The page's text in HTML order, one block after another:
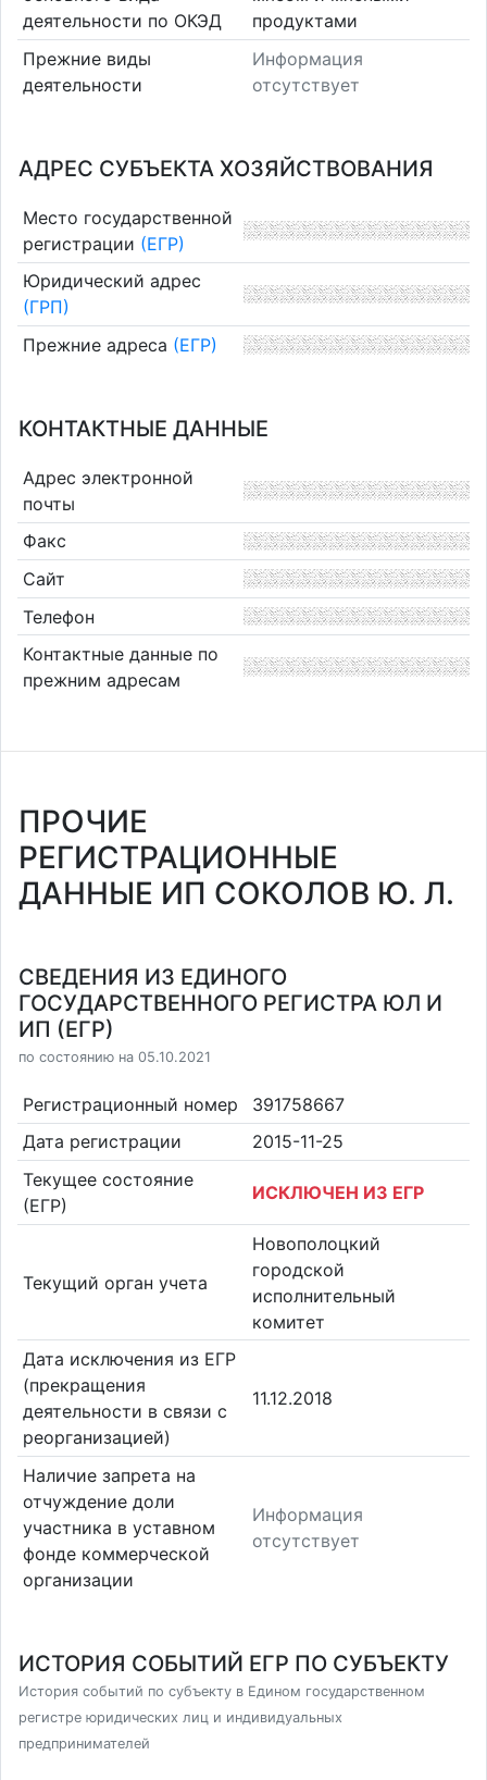
деятельности по ОКЭД
продуктами
Прежние виды
деятельности
Информация
отсутствует
АДРЕС СУБЪЕКТА ХОЗЯЙСТВОВАНИЯ
Место государственной
регистрации (ЕГР)
Юридический адрес
(ГРП)
Прежние адреса (ЕГР)
КОНТАКТНЫЕ ДАННЫЕ
Адрес электронной
почты
Факс
Сайт
Телефон
Контактные данные по
прежним адресам
ПРОЧИЕ
РЕГИСТРАЦИОННЫЕ
ДАННЫЕ ИП СОКОЛОВ Ю. Л.
СВЕДЕНИЯ ИЗ ЕДИНОГО
ГОСУДАРСТВЕННОГО РЕГИСТРА ЮЛ И
ИП (ЕГР)
по состоянию на 05.10.2021
Регистрационный номер
391758667
Дата регистрации
2015-11-25
Текущее состояние
(ЕГР)
ИСКЛЮЧЕН ИЗ ЕГР
Текущий орган учета
Новополоцкий
городской
исполнительный
комитет
Дата исключения из ЕГР
(прекращения
деятельности в связи с
реорганизацией)
11.12.2018
Наличие запрета на
отчуждение доли
участника в уставном
фонде коммерческой
организации
Информация
отсутствует
ИСТОРИЯ СОБЫТИЙ ЕГР ПО СУБЪЕКТУ
История событий по субъекту в Едином государственном
регистре юридических лиц и индивидуальных
предпринимателей